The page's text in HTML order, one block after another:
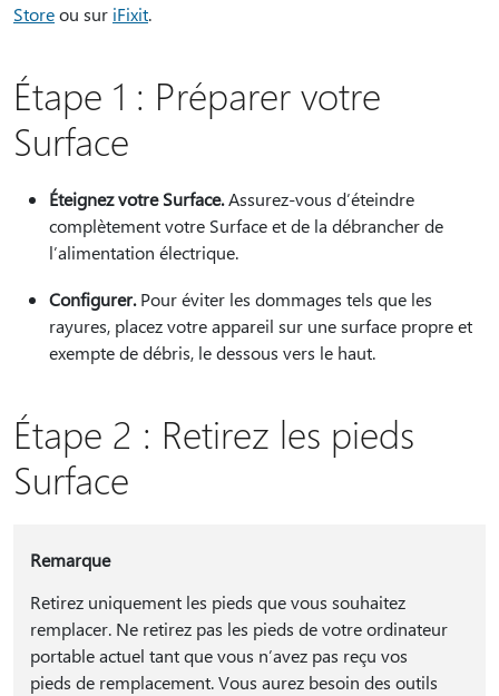
Storeou sur iFixit.
Étape 1 : Préparer votre
Surface
Éteignez votre Surface.Assurez-vous d’éteindre
complètement votre Surface et de la débrancher de
l’alimentation électrique.
Configurer.Pour éviter les dommages tels que les
rayures, placez votre appareil sur une surface propre et
exempte de débris, le dessous vers le haut.
Étape 2 : Retirez les pieds
Surface
Remarque
Retirez uniquement les pieds que vous souhaitez
remplacer. Ne retirez pas les pieds de votre ordinateur
portable actuel tant que vous n’avez pas reçu vos
pieds de remplacement. Vous aurez besoin des outils